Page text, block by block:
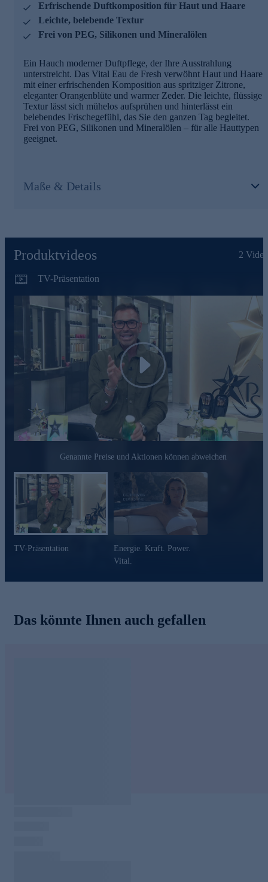
Erfrischende Duftkomposition für Haut und Haare
Leichte, belebende Textur
Frei von PEG, Silikonen und Mineralölen
Ein Hauch moderner Duftpflege, der Ihre Ausstrahlung
unterstreicht. Das Vital Eau de Fresh verwöhnt Haut und Haare
mit einer erfrischenden Komposition aus spritziger Zitrone,
eleganter Orangenblüte und warmer Zeder. Die leichte, flüssige
Textur lässt sich mühelos aufsprühen und hinterlässt ein
belebendes Frischegefühl, das Sie den ganzen Tag begleitet.
Frei von PEG, Silikonen und Mineralölen – für alle Hauttypen
geeignet.
Maße & Details
Produktvideos 2
TV-Präsentation
Play
Genannte Preise und Aktionen können abweichen
TV-Präsentation
Energie. Kraft. Power.
Vital.
Das könnte Ihnen auch gefallen